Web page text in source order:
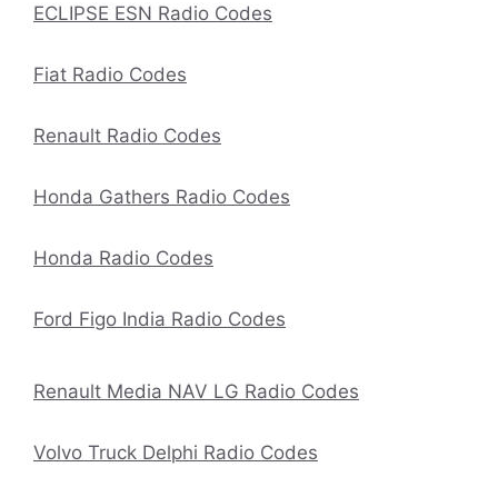
ECLIPSE ESN Radio Codes
Fiat Radio Codes
Renault Radio Codes
Honda Gathers Radio Codes
Honda Radio Codes
Ford Figo India Radio Codes
Renault Media NAV LG Radio Codes
Volvo Truck Delphi Radio Codes